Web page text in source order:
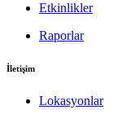
Etkinlikler
Raporlar
İletişim
Lokasyonlar